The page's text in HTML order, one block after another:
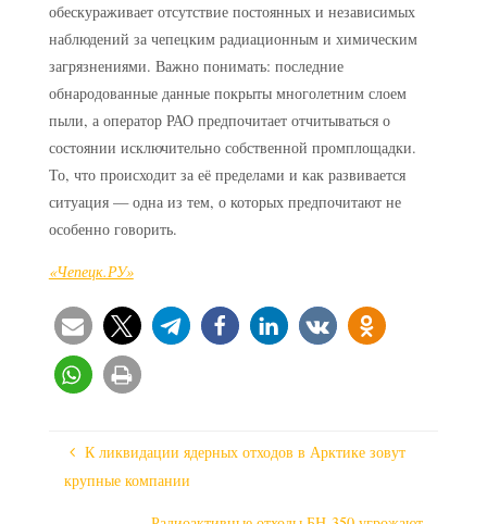
обескураживает отсутствие постоянных и независимых
наблюдений за чепецким радиационным и химическим
загрязнениями. Важно понимать: последние
обнародованные данные покрыты многолетним слоем
пыли, а оператор РАО предпочитает отчитываться о
состоянии исключительно собственной промплощадки.
То, что происходит за её пределами и как развивается
ситуация — одна из тем, о которых предпочитают не
особенно говорить.
«Чепецк.РУ»
К ликвидации ядерных отходов в Арктике зовут
крупные компании